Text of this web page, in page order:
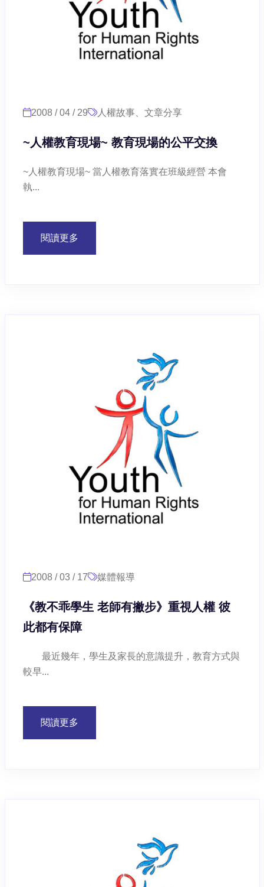
2008 / 04 / 29 人權故事、文章分享
~人權教育現場~ 教育現場的公平交換
~人權教育現場~ 當人權教育落實在班級經營 本會
執...
閱讀更多
2008 / 03 / 17 媒體報導
《教不乖學生 老師有撇步》重視人權 彼
此都有保障
最近幾年，學生及家長的意識提升，教育方式與
較早...
閱讀更多